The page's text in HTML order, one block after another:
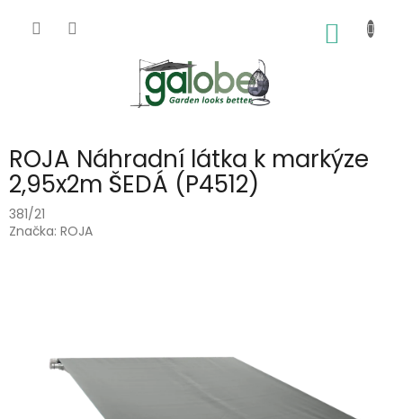
ROJA Náhradní látka k markýze
2,95x2m ŠEDÁ (P4512)
381/21
Značka: ROJA